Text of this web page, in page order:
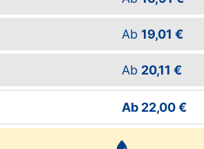
Ab 19,01 €
Ab 20,11 €
Ab 22,00 €